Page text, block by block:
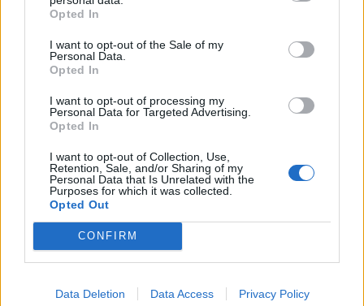
Opted In
I want to opt-out of the Sale of my
Personal Data.
Opted In
I want to opt-out of processing my
Personal Data for Targeted Advertising.
Opted In
I want to opt-out of Collection, Use,
Retention, Sale, and/or Sharing of my
Personal Data that Is Unrelated with the
Purposes for which it was collected.
Opted Out
CONFIRM
Data Deletion Data Access Privacy Policy